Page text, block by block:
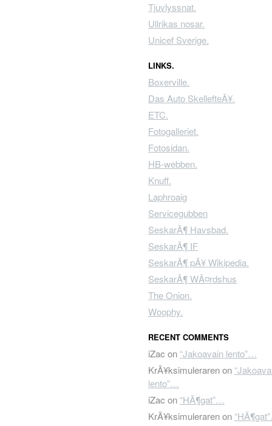
Tjuvlyssnat.
Ullrikas nosar.
Unicef Sverige.
LINKS.
Boxerville.
Das Auto SkellefteÃ¥.
ETC.
Fotogalleriet.
Fotosidan.
HB-webben.
Knuff.
Laphroaig
Servicegubben
SeskarÃ¶ Havsbad.
SeskarÃ¶ IF
SeskarÃ¶ pÃ¥ Wikipedia.
SeskarÃ¶ WÃ¤rdshus
The Onion.
Woophy.
RECENT COMMENTS
iZac on “Jakoavain lento”…
KrÃ¥ksimulerarenon
lento”…
iZac on “HÃ¶gat”…
KrÃ¥ksimulerarenon